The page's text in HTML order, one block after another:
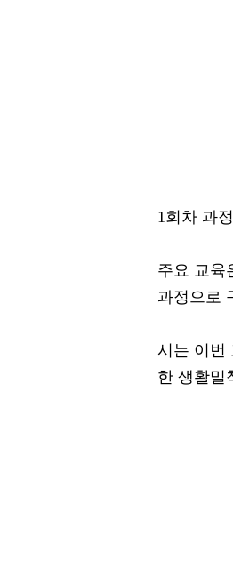
1회차 과
주요 교육
과정으로
시는 이번
한 생활밀